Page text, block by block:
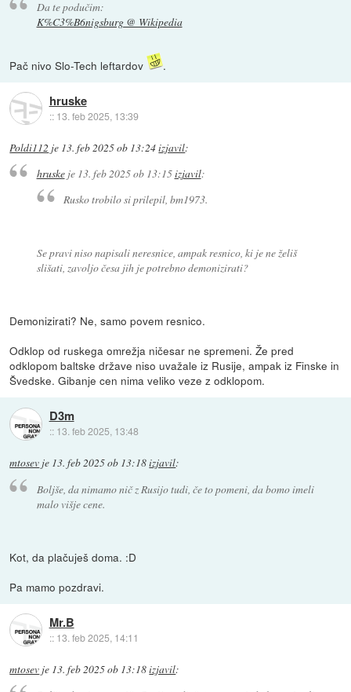
Da te podučim:
K%C3%B6nigsburg @ Wikipedia
Pač nivo Slo-Tech leftardov .
hruske
:: 13. feb 2025, 13:39
Poldi112 je 13. feb 2025 ob 13:24izjavil:
hruskeje 13. feb 2025 ob 13:15izjavil:
Rusko trobilo si prilepil, bm1973.
Se pravi niso napisali neresnice, ampak resnico, ki je ne želiš
slišati, zavoljo česa jih je potrebno demonizirati?
Demonizirati? Ne, samo povem resnico.
Odklop od ruskega omrežja ničesar ne spremeni. Že pred
odklopom baltske države niso uvažale iz Rusije, ampak iz Finske in
Švedske. Gibanje cen nima veliko veze z odklopom.
D3m
:: 13. feb 2025, 13:48
mtosev je 13. feb 2025 ob 13:18izjavil:
Boljše, da nimamo nič z Rusijo tudi, če to pomeni, da bomo imeli
malo višje cene.
Kot, da plačuješ doma. :D
Pa mamo pozdravi.
Mr.B
:: 13. feb 2025, 14:11
mtosev je 13. feb 2025 ob 13:18izjavil: